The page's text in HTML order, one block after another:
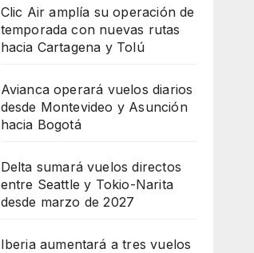
Clic Air amplía su operación de
temporada con nuevas rutas
hacia Cartagena y Tolú
Avianca operará vuelos diarios
desde Montevideo y Asunción
hacia Bogotá
Delta sumará vuelos directos
entre Seattle y Tokio-Narita
desde marzo de 2027
Iberia aumentará a tres vuelos